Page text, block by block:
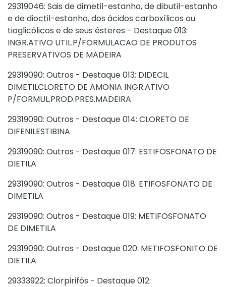
29319046: Sais de dimetil-estanho, de dibutil-estanho
e de dioctil-estanho, dos ácidos carboxílicos ou
tioglicólicos e de seus ésteres - Destaque 013:
INGR.ATIVO UTIL.P/FORMULACAO DE PRODUTOS
PRESERVATIVOS DE MADEIRA
29319090: Outros - Destaque 013: DIDECIL
DIMETILCLORETO DE AMONIA INGR.ATIVO
P/FORMUL.PROD.PRES.MADEIRA
29319090: Outros - Destaque 014: CLORETO DE
DIFENILESTIBINA
29319090: Outros - Destaque 017: ESTIFOSFONATO DE
DIETILA
29319090: Outros - Destaque 018: ETIFOSFONATO DE
DIMETILA
29319090: Outros - Destaque 019: METIFOSFONATO
DE DIMETILA
29319090: Outros - Destaque 020: METIFOSFONITO DE
DIETILA
29333922: Clorpirifós - Destaque 012: